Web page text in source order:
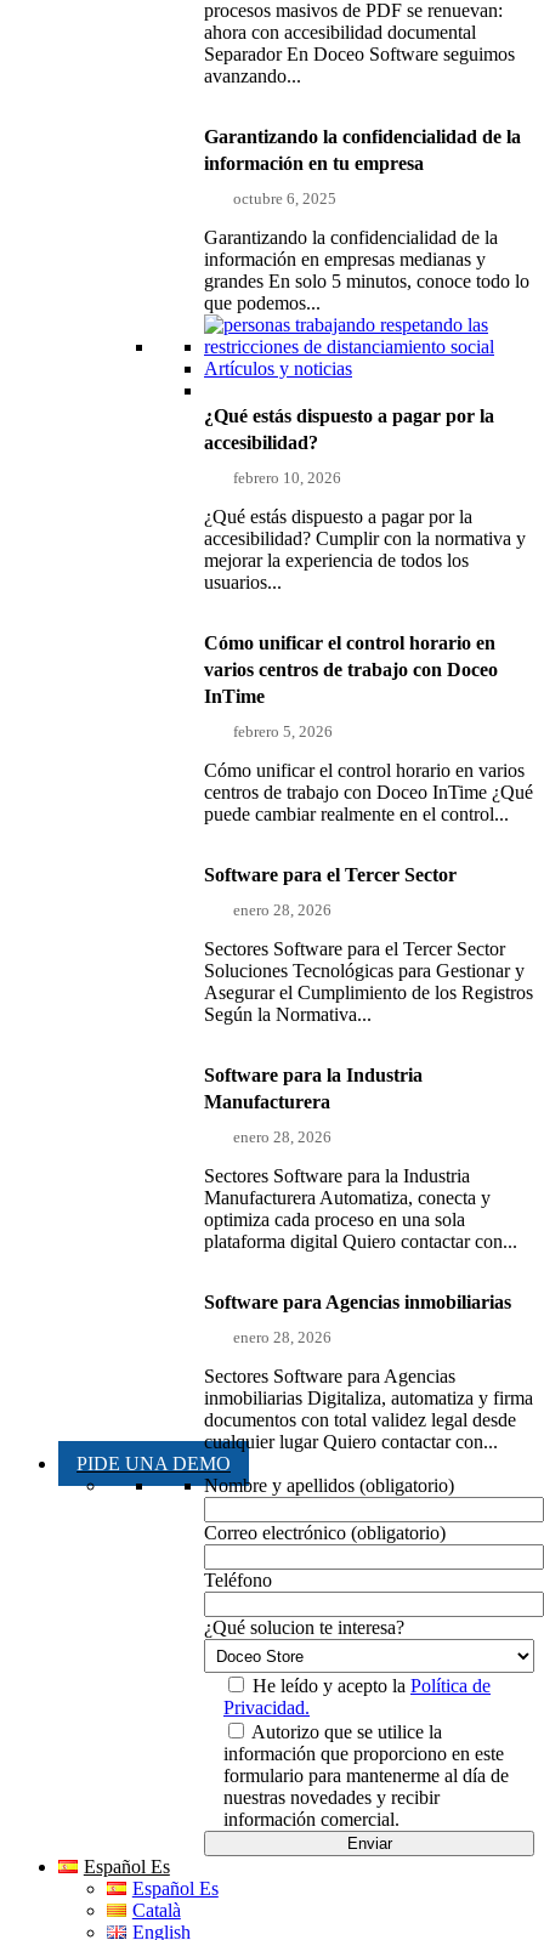
procesos masivos de PDF se renuevan:
ahora con accesibilidad documental
Separador En Doceo Software seguimos
avanzando...
Garantizando la confidencialidad de la
información en tu empresa
octubre 6, 2025
Garantizando la confidencialidad de la
información en empresas medianas y
grandes En solo 5 minutos, conoce todo lo
que podemos...
Artículos y noticias
¿Qué estás dispuesto a pagar por la
accesibilidad?
febrero 10, 2026
¿Qué estás dispuesto a pagar por la
accesibilidad? Cumplir con la normativa y
mejorar la experiencia de todos los
usuarios...
Cómo unificar el control horario en
varios centros de trabajo con Doceo
InTime
febrero 5, 2026
Cómo unificar el control horario en varios
centros de trabajo con Doceo InTime ¿Qué
puede cambiar realmente en el control...
Software para el Tercer Sector
enero 28, 2026
Sectores Software para el Tercer Sector
Soluciones Tecnológicas para Gestionar y
Asegurar el Cumplimiento de los Registros
Según la Normativa...
Software para la Industria
Manufacturera
enero 28, 2026
Sectores Software para la Industria
Manufacturera Automatiza, conecta y
optimiza cada proceso en una sola
plataforma digital Quiero contactar con...
Software para Agencias inmobiliarias
enero 28, 2026
Sectores Software para Agencias
inmobiliarias Digitaliza, automatiza y firma
documentos con total validez legal desde
cualquier lugar Quiero contactar con...
PIDE UNA DEMO
Nombre y apellidos (obligatorio)
Correo electrónico (obligatorio)
Teléfono
¿Qué solucion te interesa?
He leído y acepto la Política de
Privacidad.
Autorizo que se utilice la
información que proporciono en este
formulario para mantenerme al día de
nuestras novedades y recibir
información comercial.
Español Es
Español Es
Català
English